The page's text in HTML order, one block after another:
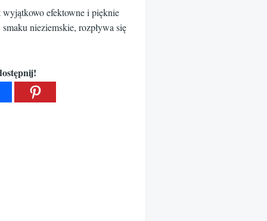
efektowne i pięknie
nieziemskie, rozpływa się